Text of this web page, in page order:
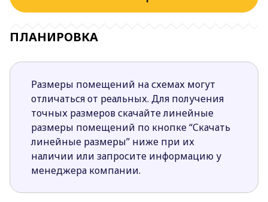
ПЛАНИРОВКА
Размеры помещений на схемах могут
отличаться от реальных. Для получения
точных размеров скачайте линейные
размеры помещений по кнопке “Скачать
линейные размеры” ниже при их
наличии или запросите информацию у
менеджера компании.